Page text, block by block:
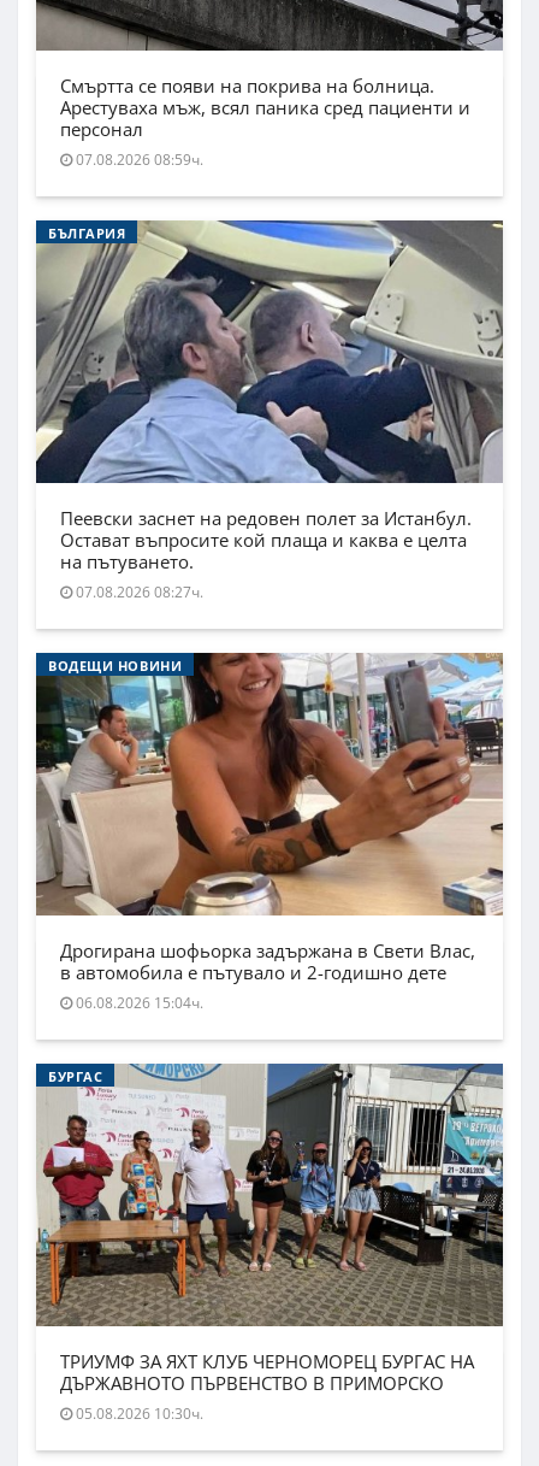
Смъртта се появи на покрива на болница.
Арестуваха мъж, всял паника сред пациенти и
персонал
07.08.2026 08:59ч.
БЪЛГАРИЯ
Пеевски заснет на редовен полет за Истанбул.
Остават въпросите кой плаща и каква е целта
на пътуването.
07.08.2026 08:27ч.
ВОДЕЩИ НОВИНИ
Дрогирана шофьорка задържана в Свети Влас,
в автомобила е пътувало и 2-годишно дете
06.08.2026 15:04ч.
БУРГАС
ТРИУМФ ЗА ЯХТ КЛУБ ЧЕРНОМОРЕЦ БУРГАС НА
ДЪРЖАВНОТО ПЪРВЕНСТВО В ПРИМОРСКО
05.08.2026 10:30ч.